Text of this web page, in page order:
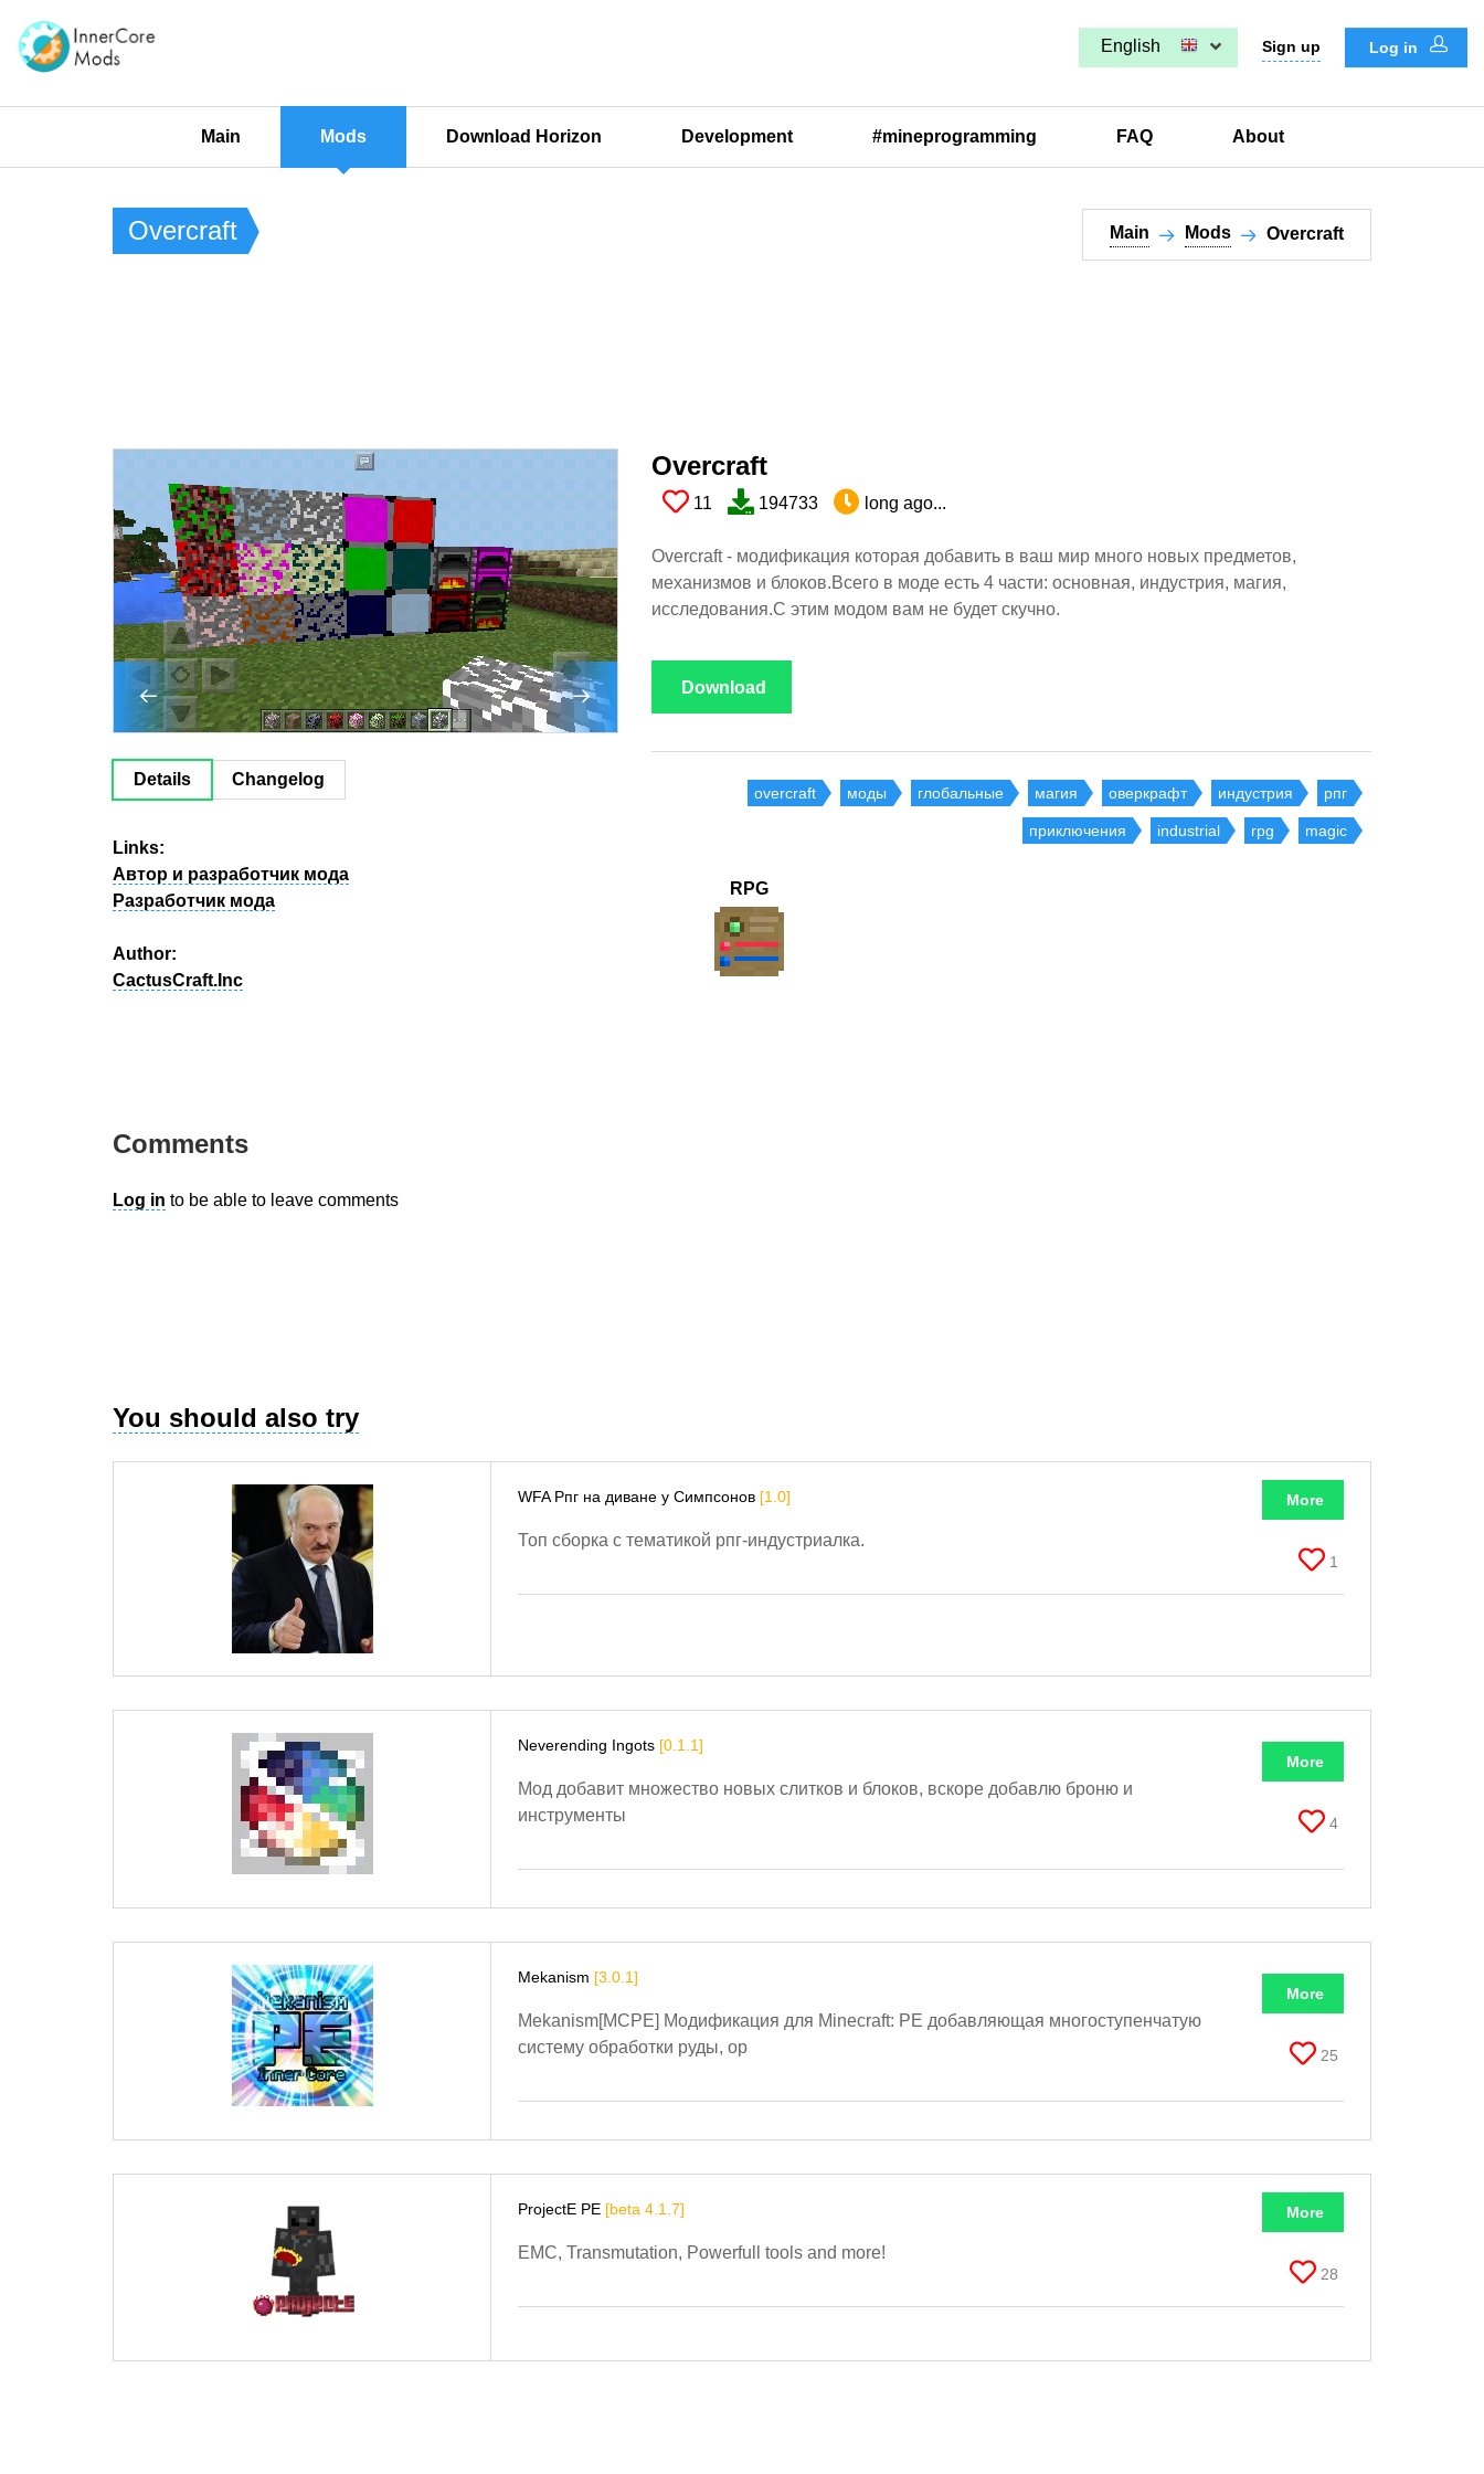
English Sign up Log in
Main Mods Download Horizon Development #mineprogramming FAQ About
Overcraft​ Main Mods Overcraft​
Details Changelog
Links:
Автор и разработчик мода
Разработчик мода
Author:
CactusCraft.Inc
Overcraft​
11 194733 long ago...
Overcraft - модификация которая добавить в ваш мир много новых предметов,
механизмов и блоков.Всего в моде есть 4 части: основная, индустрия, магия,
исследования.С этим модом вам не будет скучно.
Download
overcraft моды глобальные магия оверкрафт индустрия рпг
приключения industrial rpg magic
RPG
Comments
Log in to be able to leave comments
You should also try
WFA Рпг на диване у Симпсонов [1.0]
Топ сборка с тематикой рпг-индустриалка.
More
1
Neverending Ingots [0.1.1]
Мод добавит множество новых слитков и блоков, вскоре добавлю броню и
инструменты
More
4
Mekanism [3.0.1]
Mekanism[MCPE] Модификация для Minecraft: PE добавляющая многоступенчатую
систему обработки руды, ор
More
25
ProjectE PE [beta 4.1.7]
EMC, Transmutation, Powerfull tools and more!
More
28